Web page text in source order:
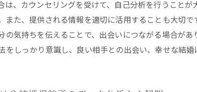
は、カウンセリングを受けて、自己分析を行うこと
また、提供される情報を適切に活用することも大切
の気持ちを伝えることで、出会いにつながる場合が
しっかり意識し、良い相手との出会い、幸せな結婚